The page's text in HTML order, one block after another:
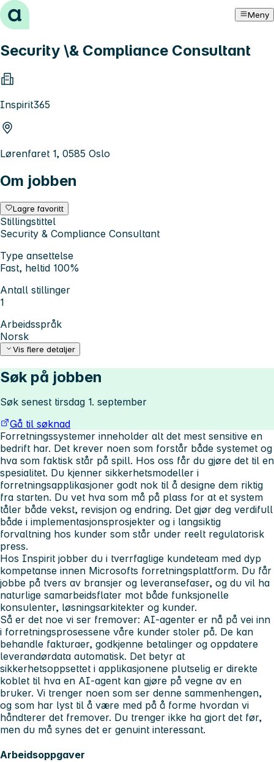
Hopp til innhold Meny
Security \& Compliance Consultant
Inspirit365
Lørenfaret 1, 0585 Oslo
Om jobben
Lagre favoritt
Stillingstittel
Security & Compliance Consultant
Type ansettelse
Fast, heltid 100%
Antall stillinger
1
Arbeidsspråk
Norsk
Vis flere detaljer
Søk på jobben
Søk senest tirsdag 1. september
Gå til søknad
Forretningssystemer inneholder alt det mest sensitive en
bedrift har. Det krever noen som forstår både systemet og
hva som faktisk står på spill. Hos oss får du gjøre det til en
spesialitet. Du kjenner sikkerhetsmodeller i
forretningsapplikasjoner godt nok til å designe dem riktig
fra starten. Du vet hva som må på plass for at et system
tåler både vekst, revisjon og endring. Det gjør deg verdifull
både i implementasjonsprosjekter og i langsiktig
forvaltning hos kunder som står under reelt regulatorisk
press.
Hos Inspirit jobber du i tverrfaglige kundeteam med dyp
kompetanse innen Microsofts forretningsplattform. Du får
jobbe på tvers av bransjer og leveransefaser, og du vil ha
naturlige samarbeidsflater mot både funksjonelle
konsulenter, løsningsarkitekter og kunder.
Så er det noe vi ser fremover: AI-agenter er nå på vei inn
i forretningsprosessene våre kunder stoler på. De kan
behandle fakturaer, godkjenne betalinger og oppdatere
leverandørdata automatisk. Det betyr at
sikkerhetsoppsettet i applikasjonene plutselig er direkte
koblet til hva en AI-agent kan gjøre på vegne av en
bruker. Vi trenger noen som ser denne sammenhengen,
og som har lyst til å være med på å forme hvordan vi
håndterer det fremover. Du trenger ikke ha gjort det før,
men du må synes det er genuint interessant.
Arbeidsoppgaver